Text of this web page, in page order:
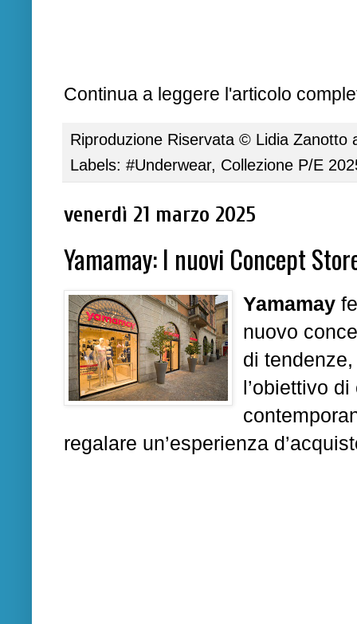
Continua a leggere l'articolo
Riproduzione Riservata © Lidia Zanotto
Labels: #Underwear, Collezione P/E
venerdì 21 marzo 2025
Yamamay: I nuovi Concept
Yamamay
nuovo
di
l’obiettivo
regalare un’esperienza